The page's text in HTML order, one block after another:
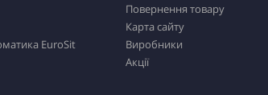
EuroSit
Повернення товару
Карта сайту
Виробники
Акції